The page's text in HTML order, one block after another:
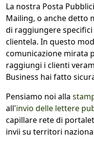
La nostra Posta
Mailing, o anche detto
di raggiungere
clientela. In questo
comunicazione mirata
raggiungi i clienti
Business hai fatto
Pensiamo noi alla
all'invio delle lettere
capillare rete di
invii su territori